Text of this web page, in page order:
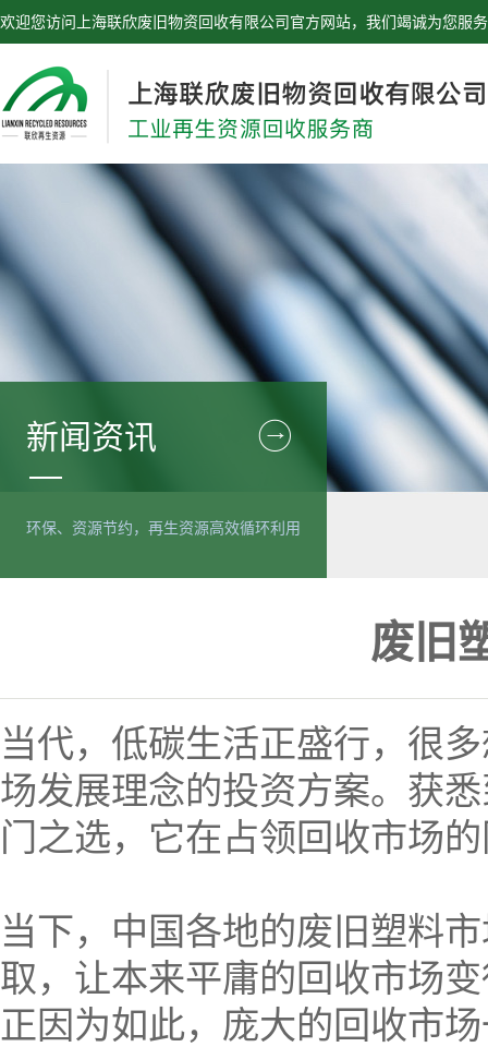
欢迎您访问上海联欣废旧物资回收有限公司官方网站，我们竭诚为您服
新闻资讯
环保、资源节约，再生资源高效循环利用
废旧
当代，低碳生活正盛行，很
场发展理念的投资方案。获
门之选，它在占领回收市场
当下，中国各地的废旧塑料
取，让本来平庸的回收市场
正因为如此，庞大的回收市